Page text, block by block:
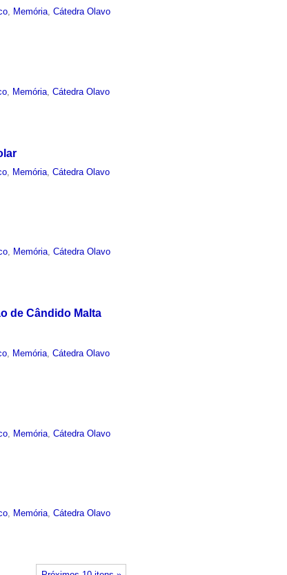
, Memória,Cátedra Olavo
Memória ,Cátedra Olavo
Memória ,Cátedra Olavo
, Memória,Cátedra Olavo
de Cândido Malta
Memória ,Cátedra Olavo
Memória ,Cátedra Olavo
, Memória,Cátedra Olavo